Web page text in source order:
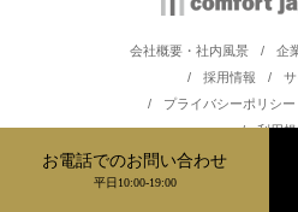
会社概要・社内風景 企
採用情報
プライバシーポリシー
利用
Copyright ©Comfort Japan
お電話でのお問い合わせ
平日10:00-19:00